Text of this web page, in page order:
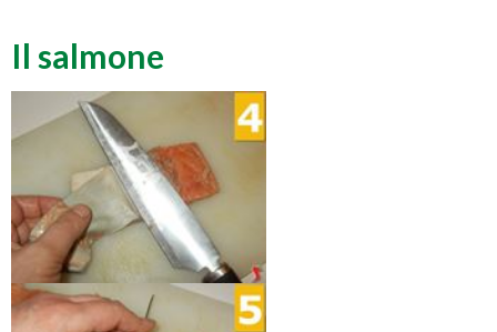
Il salmone